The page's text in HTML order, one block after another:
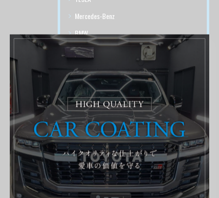
Mercedes-Benz
BMW
PORSCHE
AUDI
Volks Wagen
CITROEN
RENAULT
LAND ROVER
FIAT
DADG
施工事例